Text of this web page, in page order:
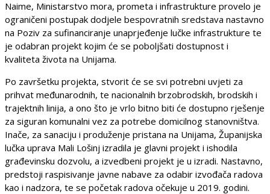
Naime, Ministarstvo mora, prometa i infrastrukture provelo je
ograničeni postupak dodjele bespovratnih sredstava nastavno
na Poziv za sufinanciranje unaprjeđenje lučke infrastrukture te
je odabran projekt kojim će se poboljšati dostupnost i
kvaliteta života na Unijama.
Po završetku projekta, stvorit će se svi potrebni uvjeti za
prihvat međunarodnih, te nacionalnih brzobrodskih, brodskih i
trajektnih linija, a ono što je vrlo bitno biti će dostupno rješenje
za siguran komunalni vez za potrebe domicilnog stanovništva.
Inače, za sanaciju i produženje pristana na Unijama, Županijska
lučka uprava Mali Lošinj izradila je glavni projekt i ishodila
građevinsku dozvolu, a izvedbeni projekt je u izradi. Nastavno,
predstoji raspisivanje javne nabave za odabir izvođača radova
kao i nadzora, te se početak radova očekuje u 2019. godini.